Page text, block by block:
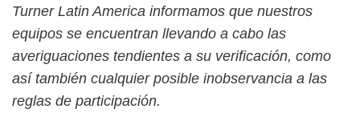
Turner Latin America informamos que nuestros
equipos se encuentran llevando a cabo las
averiguaciones tendientes a su verificación, como
así también cualquier posible inobservancia a las
reglas de participación.